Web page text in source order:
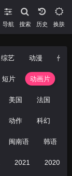
导航 搜索 换肤
综艺 动漫 伦理
短片 动画片
美国 法国
动作 科幻
闽南语 韩语
2021 2020